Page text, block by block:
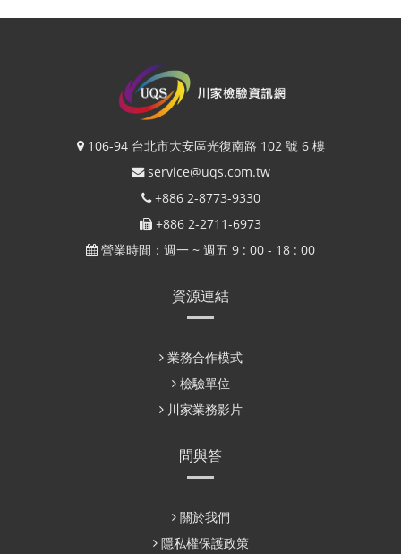
106-94 台北市大安區光復南路 102 號 6 樓
service@uqs.com.tw
+886 2-8773-9330
+886 2-2711-6973
營業時間：週一 ~ 週五 9 : 00 - 18 : 00
資源連結
業務合作模式
檢驗單位
川家業務影片
問與答
關於我們
隱私權保護政策